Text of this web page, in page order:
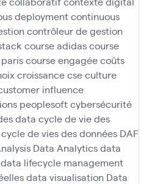
deploymentcontinuous
contrôleur de gestion
course adidascourse
course engagéecoûts
croissancecseculture
influence
peoplesoftcybersécurité
data cycle de vie des
cycle de vies des données DAF
Data Analyticsdata
data lifecycle management
data visualisation Data